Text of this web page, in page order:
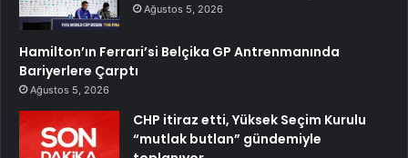
Ağustos 5, 2026
Hamilton’ın Ferrari’si Belçika GP Antrenmanında
Bariyerlere Çarptı
Ağustos 5, 2026
CHP itiraz etti, Yüksek Seçim Kurulu
“mutlak butlan” gündemiyle